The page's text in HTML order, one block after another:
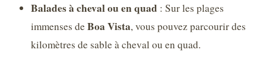
Balades à cheval ou en quad : Sur les plages
immenses deBoa Vista, vous pouvez parcourir des
kilomètres de sable à cheval ou en quad.